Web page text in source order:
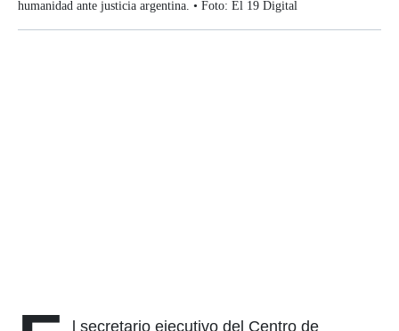
humanidad ante justicia argentina. • Foto: El 19 Digital
l secretario ejecutivo del Centro de